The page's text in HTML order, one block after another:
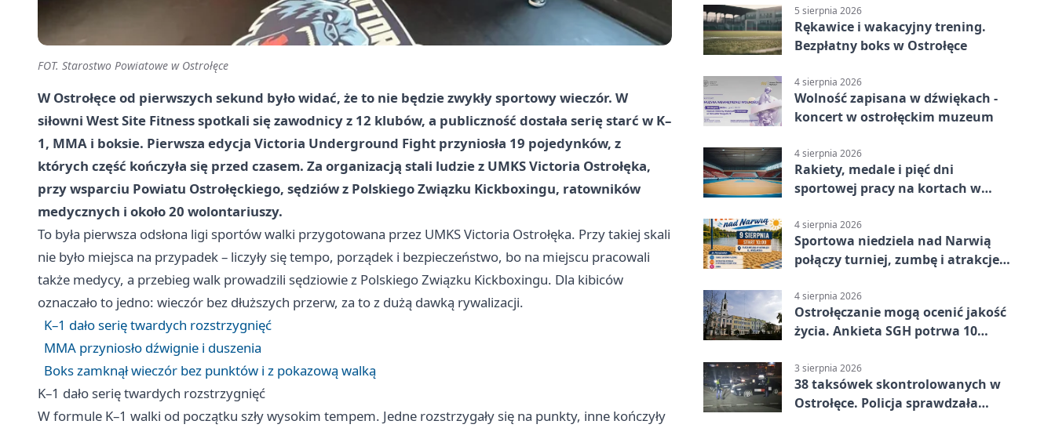
FOT. Starostwo Powiatowe w Ostrołęce
W Ostrołęce od pierwszych sekund było widać, że to nie będzie zwykły sportowy wieczór. W
siłowni West Site Fitness spotkali się zawodnicy z 12 klubów, a publiczność dostała serię starć w K–
1, MMA i boksie. Pierwsza edycja Victoria Underground Fight przyniosła 19 pojedynków, z
których część kończyła się przed czasem. Za organizacją stali ludzie z UMKS Victoria Ostrołęka,
przy wsparciu Powiatu Ostrołęckiego, sędziów z Polskiego Związku Kickboxingu, ratowników
medycznych i około 20 wolontariuszy.
To była pierwsza odsłona ligi sportów walki przygotowana przez UMKS Victoria Ostrołęka. Przy takiej skali
nie było miejsca na przypadek – liczyły się tempo, porządek i bezpieczeństwo, bo na miejscu pracowali
także medycy, a przebieg walk prowadzili sędziowie z Polskiego Związku Kickboxingu. Dla kibiców
oznaczało to jedno: wieczór bez dłuższych przerw, za to z dużą dawką rywalizacji.
K–1 dało serię twardych rozstrzygnięć
MMA przyniosło dźwignie i duszenia
Boks zamknął wieczór bez punktów i z pokazową walką
K–1 dało serię twardych rozstrzygnięć
W formule K–1 walki od początku szły wysokim tempem. Jedne rozstrzygały się na punkty, inne kończyły
5 sierpnia 2026
Rękawice i wakacyjny trening.
Bezpłatny boks w Ostrołęce
4 sierpnia 2026
Wolność zapisana w dźwiękach -
koncert w ostrołęckim muzeum
4 sierpnia 2026
Rakiety, medale i pięć dni
sportowej pracy na kortach w
4 sierpnia 2026
Sportowa niedziela nad Narwią
połączy turniej, zumbę i atrakcje
4 sierpnia 2026
Ostrołęczanie mogą ocenić jakość
życia. Ankieta SGH potrwa 10
3 sierpnia 2026
38 taksówek skontrolowanych w
Ostrołęce. Policja sprawdzała